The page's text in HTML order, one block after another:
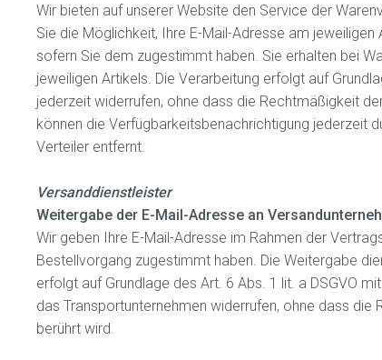
Wir bieten auf unserer Website den Service der
Sie die Möglichkeit, Ihre E-Mail-Adresse am
sofern Sie dem zugestimmt haben. Sie erhalten bei
jeweiligen Artikels. Die Verarbeitung erfolgt auf
jederzeit widerrufen, ohne dass die Rechtmäßigkeit
können die Verfügbarkeitsbenachrichtigung jederzeit
Verteiler entfernt.
Versanddienstleister
Weitergabe der E-Mail-Adresse an
Wir geben Ihre E-Mail-Adresse im Rahmen der
Bestellvorgang zugestimmt haben. Die Weitergabe
erfolgt auf Grundlage des Art. 6 Abs. 1 lit. a DSGVO
das Transportunternehmen widerrufen, ohne dass
berührt wird.